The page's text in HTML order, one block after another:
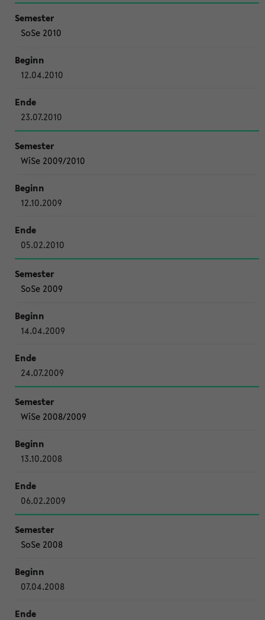
SoSe 2010
12.04.2010
23.07.2010
WiSe 2009/2010
12.10.2009
05.02.2010
SoSe 2009
14.04.2009
24.07.2009
WiSe 2008/2009
13.10.2008
06.02.2009
SoSe 2008
07.04.2008